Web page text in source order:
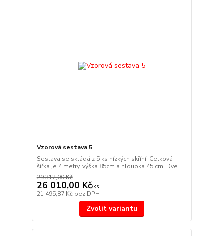
Vzorová sestava 5
Sestava se skládá z 5 ks nízkých skříní. Celková
šířka je 4 metry, výška 85cm a hloubka 45 cm. Dve...
29 312,00 Kč
26 010,00 Kč/ks
21 495,87 Kč bez DPH
Zvolit variantu